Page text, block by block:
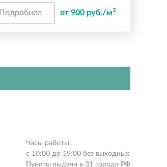
Подробнее от 900 руб./м2
Часы работы:
с 10:00 до 19:00 без выходных
Пункты выдачи в 31 городе РФ